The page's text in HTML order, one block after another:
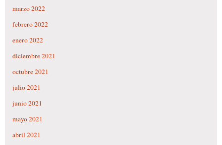
marzo 2022
febrero 2022
enero 2022
diciembre 2021
octubre 2021
julio 2021
junio 2021
mayo 2021
abril 2021